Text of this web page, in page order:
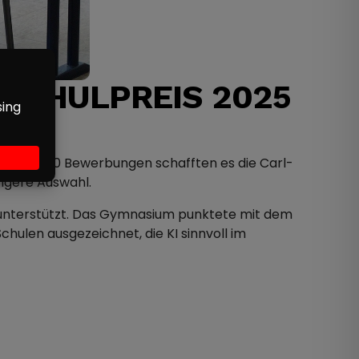
2025
rund 190 Bewerbungen schafften es die Carl-
Auswahl.
Das Gymnasium punktete mit dem
ausgezeichnet, die KI sinnvoll im